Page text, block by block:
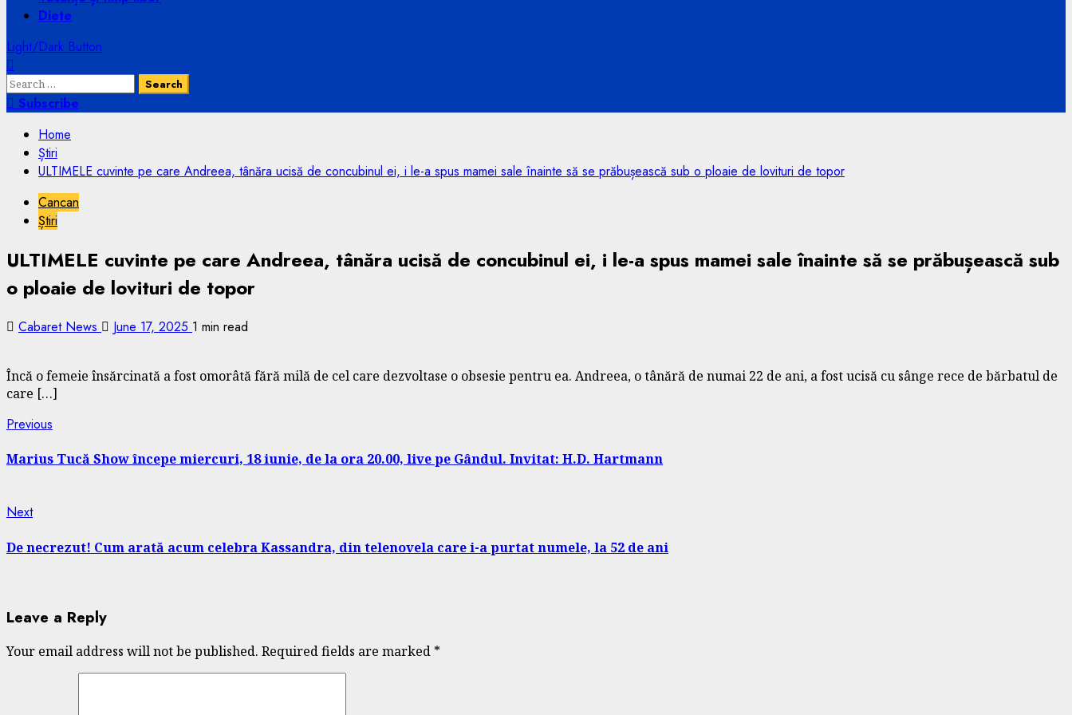
Diete
Light/Dark Button
Search
for:Subscribe
Home
Știri
ULTIMELE cuvinte pe care Andreea, tânăra ucisă de concubinul ei, i le-a spus mamei sale înainte să se prăbușească sub o ploaie de lovituri de topor
Cancan
Știri
ULTIMELE cuvinte pe care Andreea, tânăra ucisă de concubinul ei, i le-a spus mamei sale înainte să se prăbușească sub
o ploaie de lovituri de topor
Cabaret News June 17, 2025 1 min read
Încă o femeie însărcinată a fost omorâtă fără milă de cel care dezvoltase o obsesie pentru ea. Andreea, o tânără de numai 22 de ani, a fost ucisă cu sânge rece de bărbatul de
care […]
Continue
Reading
Previous
Marius Tucă Show începe miercuri, 18 iunie, de la ora 20.00, live pe Gândul. Invitat: H.D. Hartmann
NextNext
De necrezut! Cum arată acum celebra Kassandra, din telenovela care i-a purtat numele, la 52 de ani
Leave a Reply
Your email address will not be published. Required fields are marked *